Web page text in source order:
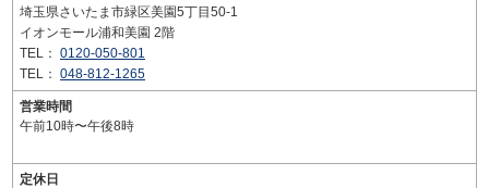
埼玉県さいたま市緑区美園5丁目50-1
イオンモール浦和美園 2階
TEL： 0120-050-801
TEL： 048-812-1265
営業時間
午前10時〜午後8時
定休日